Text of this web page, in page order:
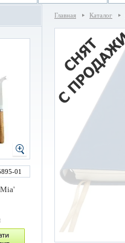
Главная Каталог
01